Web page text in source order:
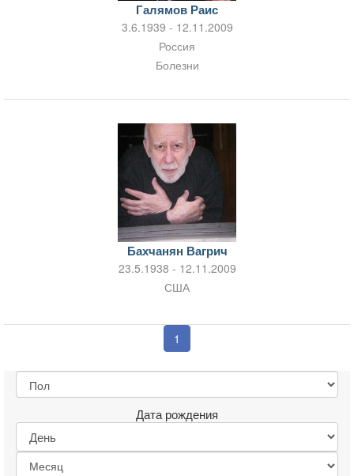
Галямов Раис
3.6.1939 - 12.11.2009
Россия
Болезни
Бахчанян Вагрич
23.5.1938 - 12.11.2009
США
1
Дата рождения